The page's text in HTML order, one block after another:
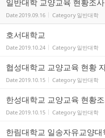
일반대학 교양교육 현황조사
Date2019.09.16 Category 일반대학
호서대학교
Date2019.10.24 Category 일반대학
협성대학교 교양교육 현황
Date2019.10.15 Category 일반대학
한성대학교 교양교육 현황
Date2019.10.15 Category 일반대학
한림대학교 일송자유교양